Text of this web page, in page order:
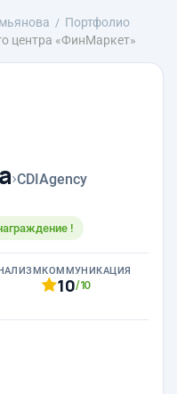
Портфолио
центра «ФинМаркет»
›CDIAgency
!
КОММУНИКАЦИЯ
10/10